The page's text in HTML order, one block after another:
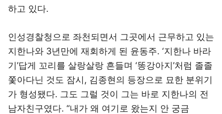
하고 있다.
인성경찰청으로 좌천되면서 그곳에서 근무하고 있는
지한나와 3년만에 재회하게 된 윤동주. ‘지한나 바라
기’답게 꼬리를 살랑살랑 흔들며 ‘똥강아지’처럼 졸졸
쫓아다닌 것도 잠시, 김종현의 등장으로 묘한 분위기
가 형성됐다. 그도 그럴 것이 그는 바로 지한나의 전
남자친구였다. “내가 왜 여기로 왔는지 안 궁금